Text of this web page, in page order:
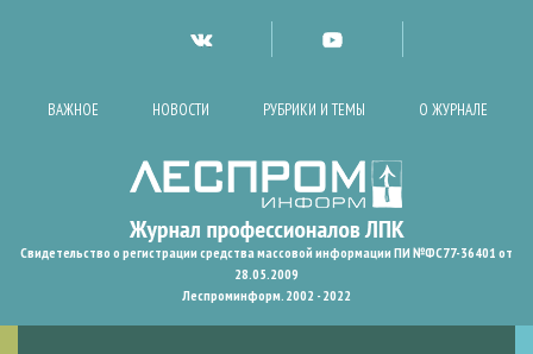
ВАЖНОЕ НОВОСТИ РУБРИКИ И ТЕМЫ О ЖУРНАЛЕ
Свидетельство о регистрации средства массовой информации ПИ №ФС77-36401 от
28.05.2009
Леспроминформ. 2002 - 2022